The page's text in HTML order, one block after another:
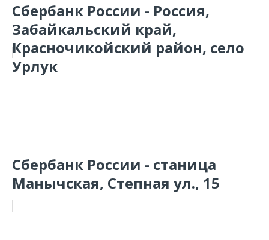
Сбербанк России - Россия,
Забайкальский край,
Красночикойский район, село
Урлук
Сбербанк России - станица
Манычская, Степная ул., 15